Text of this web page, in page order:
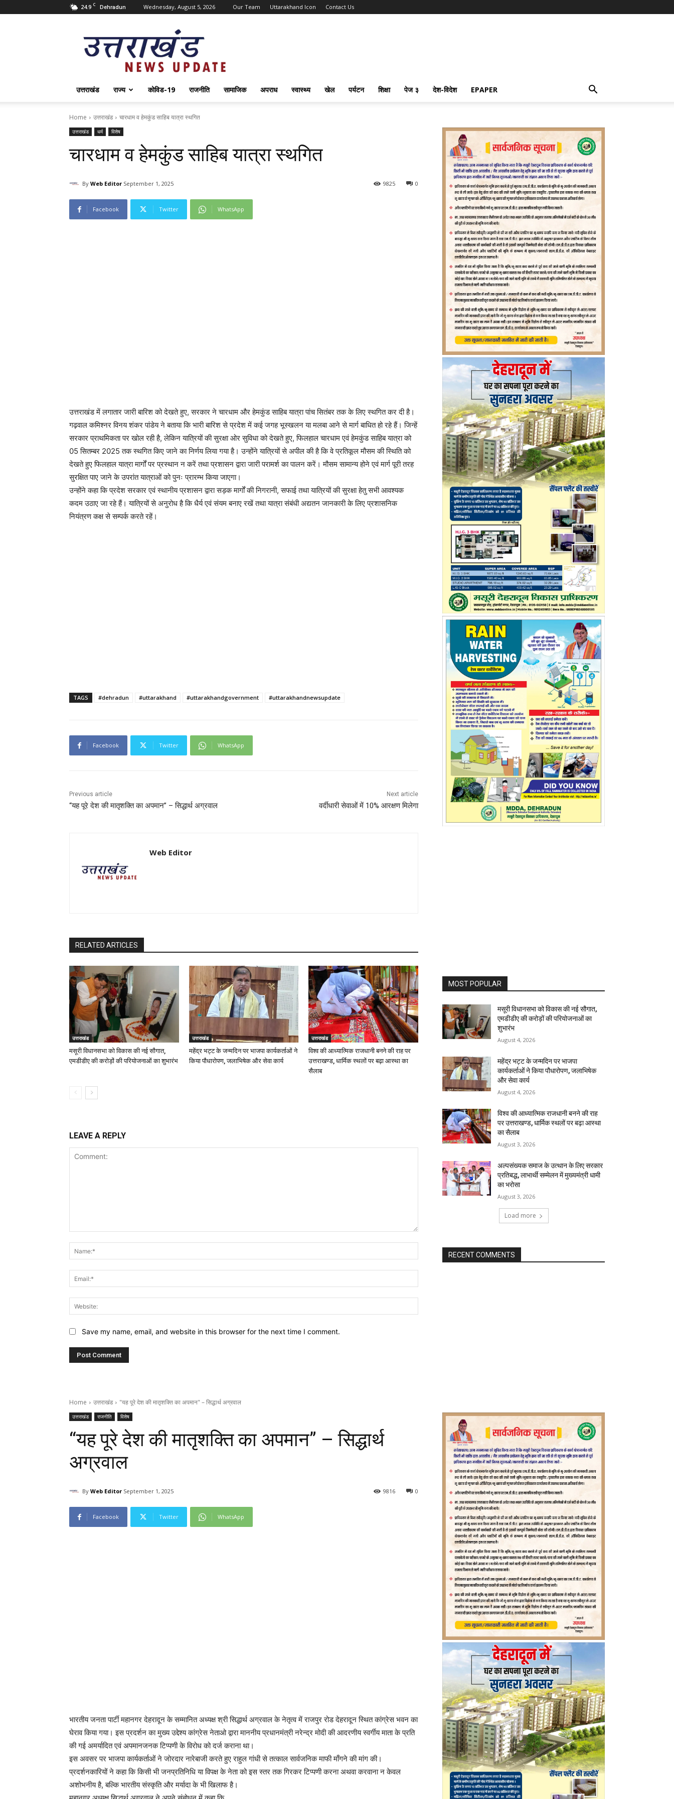
24.9 C Dehradun Wednesday, August 5, 2026 Our Team Uttarakhand Icon Contact Us
Uttarakhand
News
Update
उत्तराखंड राज्य कोविड-19 राजनीति सामाजिक अपराध स्वास्थ्य खेल पर्यटन शिक्षा पेज ३ देश-विदेश EPAPER
Home उत्तराखंड चारधाम व हेमकुंड साहिब यात्रा स्थगित
उत्तराखंड धर्म विशेष
चारधाम व हेमकुंड साहिब यात्रा स्थगित
By Web Editor September 1, 2025 0
9825
Facebook Twitter WhatsApp
उत्तराखंड में लगातार जारी बारिश को देखते हुए, सरकार ने चारधाम और हेमकुंड साहिब यात्रा पांच सितंबर तक के लिए स्थगित कर दी है।
गढ़वाल कमिश्नर विनय शंकर पांडेय ने बताया कि भारी बारिश से प्रदेश में कई जगह भूस्खलन या मलबा आने से मार्ग बाधित हो रहे हैं। जिन्हें
सरकार प्राथमिकता पर खोल रही है, लेकिन यात्रियों की सुरक्षा ओर सुविधा को देखते हुए, फिलहाल चारधाम एवं हेमकुंड साहिब यात्रा को
05 सितम्बर 2025 तक स्थगित किए जाने का निर्णय लिया गया है। उन्होंने यात्रियों से अपील की है कि वे प्रतिकूल मौसम की स्थिति को
देखते हुए फिलहाल यात्रा मार्गों पर प्रस्थान न करें तथा प्रशासन द्वारा जारी परामर्श का पालन करें। मौसम सामान्य होने एवं मार्ग पूरी तरह
सुरक्षित पाए जाने के उपरांत यात्राओं को पुनः प्रारम्भ किया जाएगा।
उन्होंने कहा कि प्रदेश सरकार एवं स्थानीय प्रशासन द्वारा सड़क मार्गों की निगरानी, सफाई तथा यात्रियों की सुरक्षा हेतु सभी आवश्यक
कदम उठाए जा रहे हैं। यात्रियों से अनुरोध है कि धैर्य एवं संयम बनाए रखें तथा यात्रा संबंधी अद्यतन जानकारी के लिए प्रशासनिक
नियंत्रण कक्ष से सम्पर्क करते रहें।
TAGS #dehradun #uttarakhand #uttarakhandgovernment #uttarakhandnewsupdate
Facebook Twitter WhatsApp
Previous article
“यह पूरे देश की मातृशक्ति का अपमान” – सिद्धार्थ अग्रवाल
Next article
वर्दीधारी सेवाओं में 10% आरक्षण मिलेगा
Web Editor
RELATED ARTICLES
उत्तराखंड
मसूरी विधानसभा को विकास की नई सौगात,
एमडीडीए की करोड़ों की परियोजनाओं का शुभारंभ
उत्तराखंड
महेंद्र भट्ट के जन्मदिन पर भाजपा कार्यकर्ताओं ने
किया पौधारोपण, जलाभिषेक और सेवा कार्य
उत्तराखंड
विश्व की आध्यात्मिक राजधानी बनने की राह पर
उत्तराखण्ड, धार्मिक स्थलों पर बढ़ा आस्था का
सैलाब
LEAVE A REPLY
Name:*
Save my name, email, and website in this browser for the next time I comment.
MOST POPULAR
मसूरी विधानसभा को विकास की नई सौगात,
एमडीडीए की करोड़ों की परियोजनाओं का
शुभारंभ
August 4, 2026
महेंद्र भट्ट के जन्मदिन पर भाजपा
कार्यकर्ताओं ने किया पौधारोपण, जलाभिषेक
और सेवा कार्य
August 4, 2026
विश्व की आध्यात्मिक राजधानी बनने की राह
पर उत्तराखण्ड, धार्मिक स्थलों पर बढ़ा आस्था
का सैलाब
August 3, 2026
अल्पसंख्यक समाज के उत्थान के लिए सरकार
प्रतिबद्ध, लाभार्थी सम्मेलन में मुख्यमंत्री धामी
का भरोसा
August 3, 2026
Load more
RECENT COMMENTS